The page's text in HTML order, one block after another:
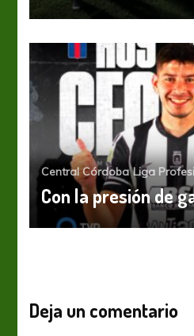
Central Córdoba Liga
Con la presión de
Deja un comentario